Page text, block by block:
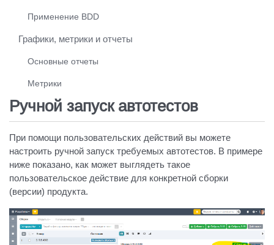
Ручной запуск автотестов
При помощи пользовательских действий вы можете
настроить ручной запуск требуемых автотестов. В примере
ниже показано, как может выглядеть такое
пользовательское действие для конкретной сборки
(версии) продукта.
Применение BDD
Графики, метрики и отчеты
Основные отчеты
Метрики